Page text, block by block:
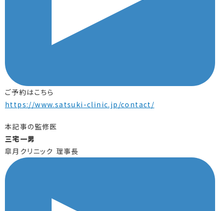
ご予約はこちら
https://www.satsuki-clinic.jp/contact/
本記事の監修医
三宅一男
皐月クリニック 理事長